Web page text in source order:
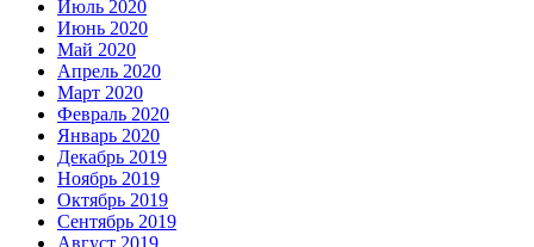
Июль 2020
Июнь 2020
Май 2020
Апрель 2020
Март 2020
Февраль 2020
Январь 2020
Декабрь 2019
Ноябрь 2019
Октябрь 2019
Сентябрь 2019